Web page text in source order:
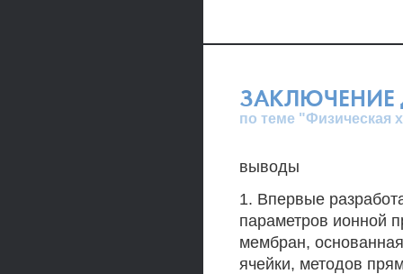
ЗАКЛЮЧЕНИЕ
по теме "Физическая
выводы
1. Впервые
параметров ионной
мембран,
ячейки, методов